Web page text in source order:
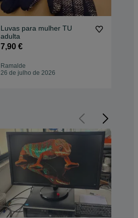
Luvas para mulher TU
adulta
7,90 €
Ramalde
26 de julho de 2026